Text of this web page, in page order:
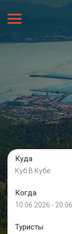
Куда
Куб В Кубе
Когда
10.06.2026 -
Туристы